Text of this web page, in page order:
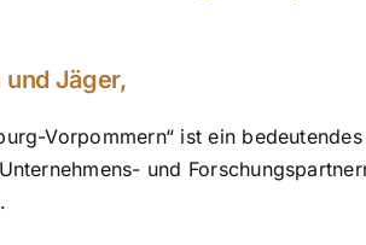
Jäger,
Vorpommern“ ist ein
und